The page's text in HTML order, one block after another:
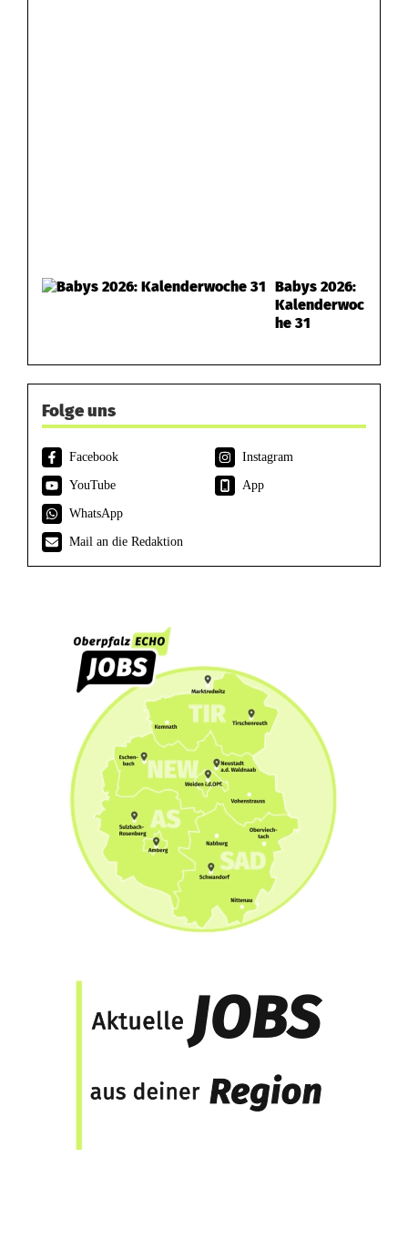
Babys 2026:
Kalenderwoc
he 31
Folge uns
Facebook
Instagram
YouTube
App
WhatsApp
Mail an die Redaktion